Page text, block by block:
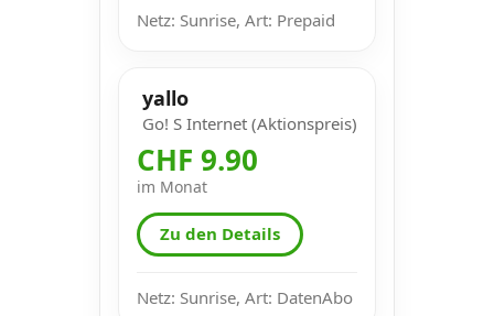
Netz: Sunrise, Art: Prepaid
yallo
Go! S Internet (Aktionspreis)
CHF 9.90
im Monat
Zu den Details
Netz: Sunrise, Art: DatenAbo